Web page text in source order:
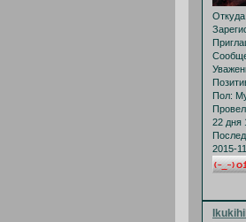
Откуда:
Пол:
22 дня
2015-